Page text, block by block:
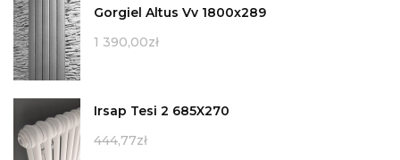
Gorgiel Altus Vv 1800x289
1 390,00zł
Irsap Tesi 2 685X270
444,77zł